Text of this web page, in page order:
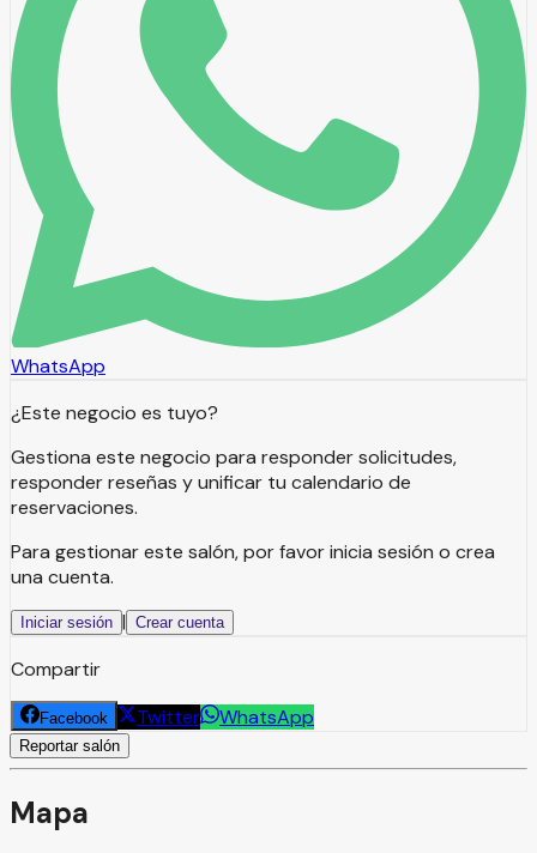
WhatsApp
¿Este negocio es tuyo?
Gestiona este negocio para responder solicitudes,
responder reseñas y unificar tu calendario de
reservaciones.
Para gestionar este salón, por favor inicia sesión o crea
una cuenta.
Iniciar sesión | Crear cuenta
Compartir
Facebook Twitter WhatsApp
Reportar salón
Mapa